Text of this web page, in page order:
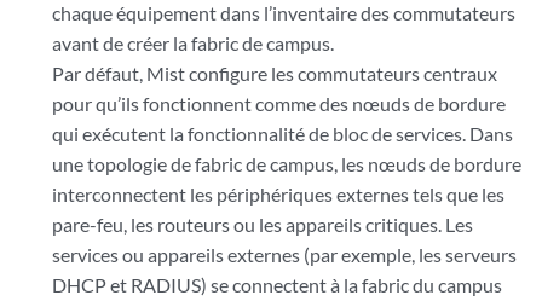
chaque équipement dans l’inventaire des commutateurs
avant de créer la fabric de campus.
Par défaut, Mist configure les commutateurs centraux
pour qu’ils fonctionnent comme des nœuds de bordure
qui exécutent la fonctionnalité de bloc de services. Dans
une topologie de fabric de campus, les nœuds de bordure
interconnectent les périphériques externes tels que les
pare-feu, les routeurs ou les appareils critiques. Les
services ou appareils externes (par exemple, les serveurs
DHCP et RADIUS) se connectent à la fabric du campus